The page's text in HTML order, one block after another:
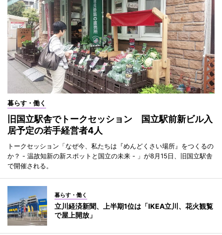
暮らす・働く
旧国立駅舎でトークセッション 国立駅前新ビル入
居予定の若手経営者4人
トークセッション「なぜ今、私たちは『めんどくさい場所』をつくるの
か？ - 温故知新の新スポットと国立の未来 - 」が8月15日、旧国立駅舎
で開催される。
暮らす・働く
立川経済新聞、上半期1位は「IKEA立川、花火観覧
で屋上開放」